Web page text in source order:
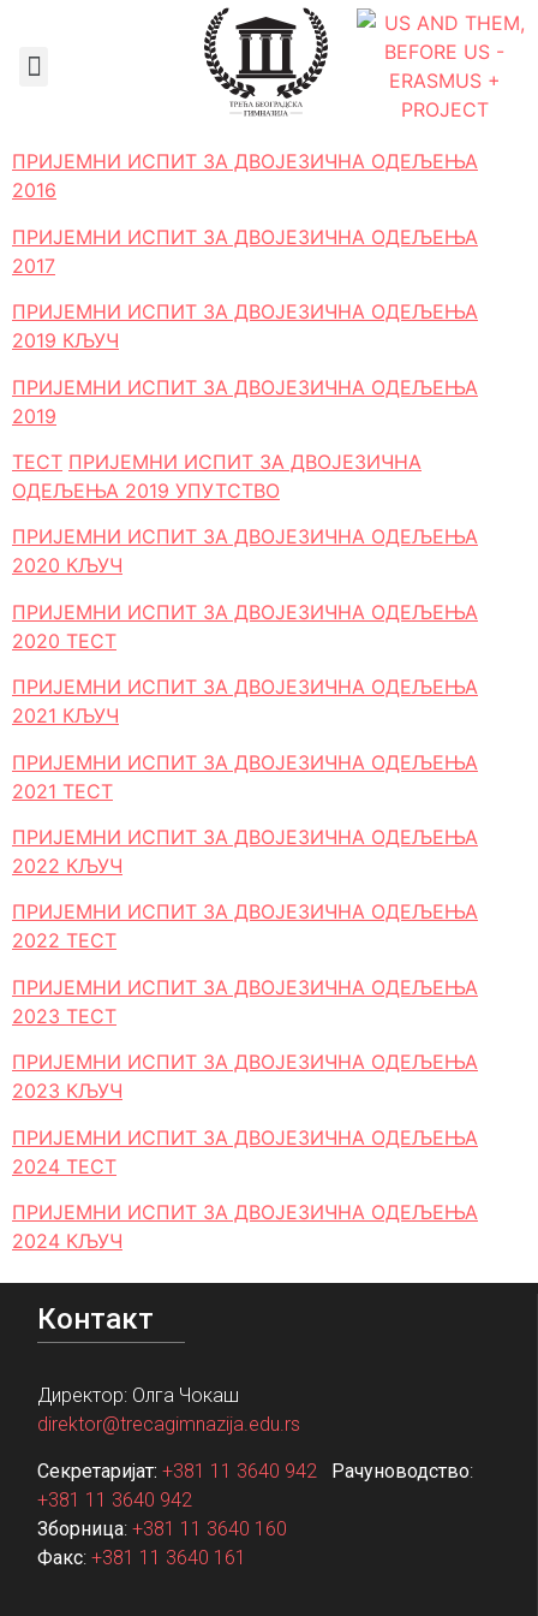
ПРИЈЕМНИ ИСПИТ ЗА ДВОЈЕЗИЧНА ОДЕЉЕЊА
2016
ПРИЈЕМНИ ИСПИТ ЗА ДВОЈЕЗИЧНА ОДЕЉЕЊА
2017
ПРИЈЕМНИ ИСПИТ ЗА ДВОЈЕЗИЧНА ОДЕЉЕЊА
2019 КЉУЧ
ПРИЈЕМНИ ИСПИТ ЗА ДВОЈЕЗИЧНА ОДЕЉЕЊА
2019
ТЕСТ ПРИЈЕМНИ ИСПИТ ЗА ДВОЈЕЗИЧНА
ОДЕЉЕЊА 2019 УПУТСТВО
ПРИЈЕМНИ ИСПИТ ЗА ДВОЈЕЗИЧНА ОДЕЉЕЊА
2020 КЉУЧ
ПРИЈЕМНИ ИСПИТ ЗА ДВОЈЕЗИЧНА ОДЕЉЕЊА
2020 ТЕСТ
ПРИЈЕМНИ ИСПИТ ЗА ДВОЈЕЗИЧНА ОДЕЉЕЊА
2021 КЉУЧ
ПРИЈЕМНИ ИСПИТ ЗА ДВОЈЕЗИЧНА ОДЕЉЕЊА
2021 ТЕСТ
ПРИЈЕМНИ ИСПИТ ЗА ДВОЈЕЗИЧНА ОДЕЉЕЊА
2022 КЉУЧ
ПРИЈЕМНИ ИСПИТ ЗА ДВОЈЕЗИЧНА ОДЕЉЕЊА
2022 ТЕСТ
ПРИЈЕМНИ ИСПИТ ЗА ДВОЈЕЗИЧНА ОДЕЉЕЊА
2023 ТЕСТ
ПРИЈЕМНИ ИСПИТ ЗА ДВОЈЕЗИЧНА ОДЕЉЕЊА
2023 КЉУЧ
ПРИЈЕМНИ ИСПИТ ЗА ДВОЈЕЗИЧНА ОДЕЉЕЊА
2024 ТЕСТ
ПРИЈЕМНИ ИСПИТ ЗА ДВОЈЕЗИЧНА ОДЕЉЕЊА
2024 КЉУЧ
Контакт
Директор: Олга Чокаш
direktor@trecagimnazija.edu.rs
Секретаријат: +381 11 3640 942 Рачуноводство:
+381 11 3640 942
Зборница:+381 11 3640 160
Факс:+381 11 3640 161